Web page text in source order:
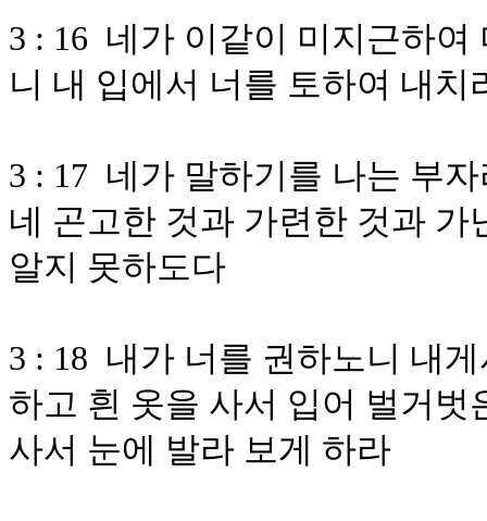
3 : 16 네가 이같이 미지근하
니 내 입에서 너를 토하여 내치
3 : 17 네가 말하기를 나는 부
네 곤고한 것과 가련한 것과
알지 못하도다
3 : 18 내가 너를 권하노니 내
하고 흰 옷을 사서 입어 벌거
사서 눈에 발라 보게 하라